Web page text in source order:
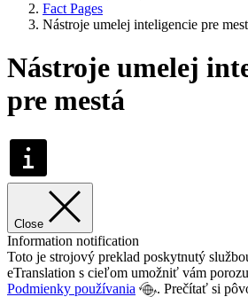
Fact Pages
Nástroje umelej inteligencie pre
Nástroje umelej
pre mestá
Close
Information notification
Toto je strojový preklad poskytnutý
eTranslation s cieľom umožniť vám
Podmienky používania
. Prečítať si